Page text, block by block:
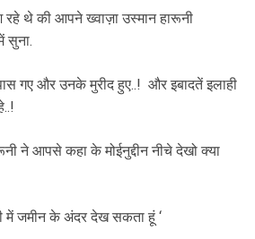
थे की आपने ख्वाज़ा उस्मान हारूनी
सुना.
गए और उनके मुरीद हुए..! और इबादतें इलाही
ने आपसे कहा के मोईनुद्दीन नीचे देखो क्या
जमीन के अंदर देख सकता हूं ‘